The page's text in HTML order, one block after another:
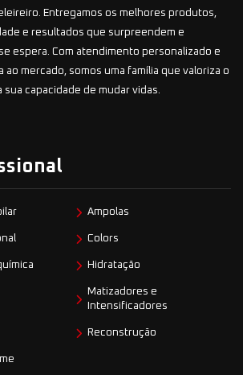
Entregamos os melhores produtos,
e resultados que surpreendem e
espera. Com atendimento personalizado e
ao mercado, somos uma família que valoriza o
capacidade de mudar vidas.
Ampolas
Colors
Hidratação
Matizadores e
Intensificadores
Reconstrução